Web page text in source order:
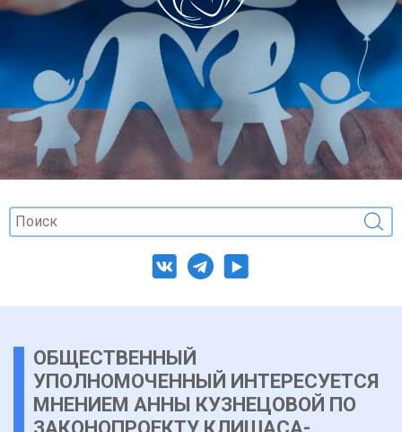
ОБЩЕСТВЕННЫЙ
УПОЛНОМОЧЕННЫЙ ИНТЕРЕСУЕТСЯ
МНЕНИЕМ АННЫ КУЗНЕЦОВОЙ ПО